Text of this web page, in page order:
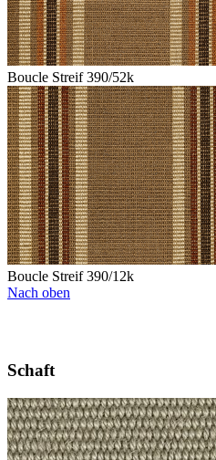
Boucle Streif 390/52k
Boucle Streif 390/12k
Nach oben
Schaft